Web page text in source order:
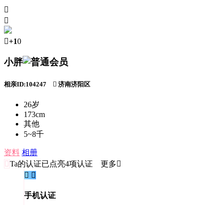


+10
小胖
相亲ID:104247  济南济阳区
26岁
173cm
其他
5~8千
资料 相册
 Ta的认证已点亮4项认证 更多
 
手机认证